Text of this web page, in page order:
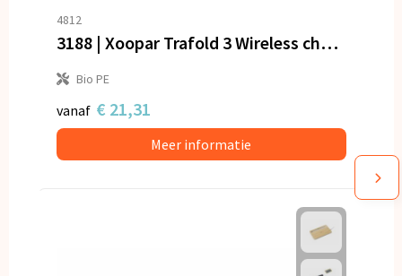
4812
3188 | Xoopar Trafold 3 Wireless charger 15W
Bio PE
vanaf € 21,31
Meer informatie